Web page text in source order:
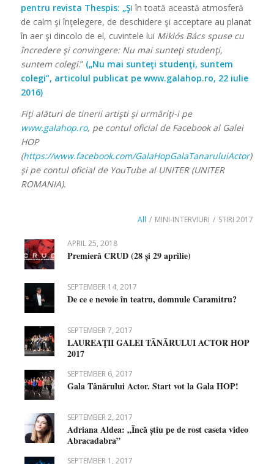
pentru revista Thespis: „Şi în toată această atmosferă
de calm şi înţelegere, de deschidere şi acceptare au planat
în aer şi dincolo de el, cuvintele lui Miklós Bács spuse cu
încredere şi convingere: Nu mai sunteţi studenţi,
suntem colegi.” („Nu mai sunteţi studenţi, suntem
colegi”, articolul publicat pe www.galahop.ro, 22 iulie
2016)
Fiţi alături de tinerii artişti şi urmăriţi-i pe
www.galahop.ro, pe contul oficial de Facebook al Galei
HOP
(https://www.facebook.com/GalaHopGalaTanaruluiActor)
şi pe contul oficial de YouTube al UNITER (UNITER
ROMANIA).
All / MINI-INTERVIURI / STIRI 2017
APRIL 25, 2018
Premieră CRUD (28 și 29 aprilie)
SEPTEMBER 14, 2017
De ce e nevoie în teatru, domnule Caramitru?
SEPTEMBER 7, 2017
LAUREAŢII GALEI TÂNĂRULUI ACTOR HOP
2017
SEPTEMBER 6, 2017
Gala Tânărului Actor. Start vot la Gala HOP!
SEPTEMBER 2, 2017
Adriana Aldea: „Încă știu pe de rost caseta video
Abracadabra”
SEPTEMBER 1, 2017